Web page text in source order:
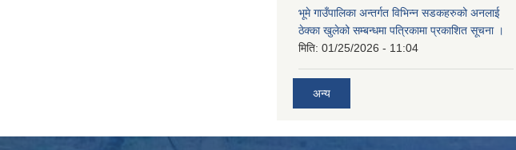
भूमे गाउँपालिका अन्तर्गत विभिन्न सडकहरुको अनलाई
ठेक्का खुलेको सम्बन्धमा पत्रिकामा प्रकाशित सूचना ।
मिति: 01/25/2026 - 11:04
अन्य